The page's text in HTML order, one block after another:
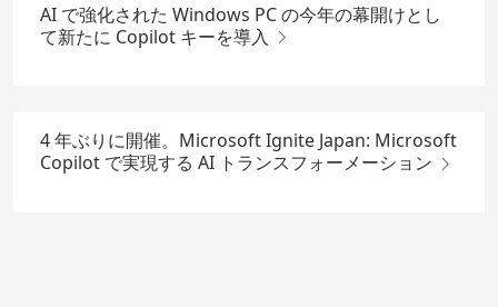
AI で強化された Windows PC の今年の幕開けとし
て新たに Copilot キーを導入
4 年ぶりに開催。Microsoft Ignite Japan: Microsoft
Copilot で実現する AI トランスフォーメーション